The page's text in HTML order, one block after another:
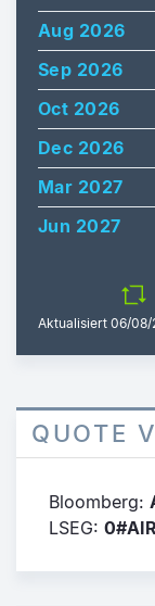
Aug 2026
Sep 2026
Oct 2026
Dec 2026
Mar 2027
Jun 2027
Aktualisiert 06/08/
QUOTE
Bloomberg:
LSEG: